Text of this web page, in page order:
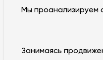
Мы проанализируем
Занимаясь